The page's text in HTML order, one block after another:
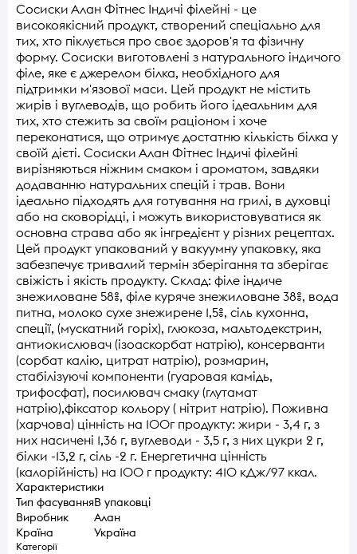
Сосиски Алан Фітнес Індичі філейні - це
високоякісний продукт, створений спеціально для
тих, хто піклується про своє здоров'я та фізичну
форму. Сосиски виготовлені з натурального індичого
філе, яке є джерелом білка, необхідного для
підтримки м'язової маси. Цей продукт не містить
жирів і вуглеводів, що робить його ідеальним для
тих, хто стежить за своїм раціоном і хоче
переконатися, що отримує достатню кількість білка у
своїй дієті. Сосиски Алан Фітнес Індичі філейні
вирізняються ніжним смаком і ароматом, завдяки
додаванню натуральних спецій і трав. Вони
ідеально підходять для готування на грилі, в духовці
або на сковорідці, і можуть використовуватися як
основна страва або як інгредієнт у різних рецептах.
Цей продукт упакований у вакуумну упаковку, яка
забезпечує тривалий термін зберігання та зберігає
свіжість і якість продукту. Склад: філе індиче
знежиловане 58%, філе куряче знежиловане 38%, вода
питна, молоко сухе знежирене 1,5%, сіль кухонна,
спеції, (мускатний горіх), глюкоза, мальтодекстрин,
антиокислювач (ізоаскорбат натрію), консерванти
(сорбат калію, цитрат натрію), розмарин,
стабілізуючі компоненти (гуаровая камідь,
трифосфат), посилювач смаку (глутамат
натрію),фіксатор кольору ( нітрит натрію). Поживна
(харчова) цінність на 100г продукту: жири - 3,4 г, з
них насичені 1,36 г, вуглеводи - 3,5 г, з них цукри 2 г,
білки -13,2 г, сіль -2 г. Енергетична цінність
(калорійність) на 100 г продукту: 410 кДж/97 ккал.
Характеристики
Тип фасуванняВ упаковці
Виробник
Алан
Країна
Україна
Категорії